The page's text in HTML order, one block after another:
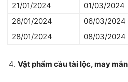
21/01/2024
01/03/2024
26/01/2024
06/03/2024
28/01/2024
08/03/2024
Vật phẩm cầu tài lộc, may mắn